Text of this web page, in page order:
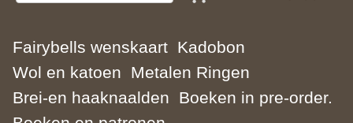
Fairybells wenskaart Kadobon
Wol en katoen
Metalen Ringen
Brei-en haaknaalden
Boeken in pre-order.